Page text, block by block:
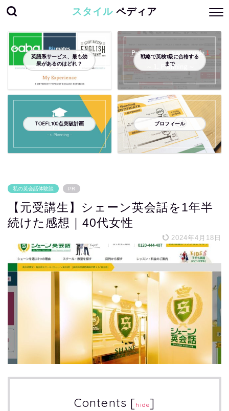
スタイル ペディア
英語系サービス、最も効
果があるのはどれ？
戦略で英検1級に合格する
まで
TOEFL100点突破計画 プロフィール
私の英会話体験談 PR
【元受講生】シェーン英会話を1年半
続けた感想｜40代女性
2024年4月18日
Contents [hide]